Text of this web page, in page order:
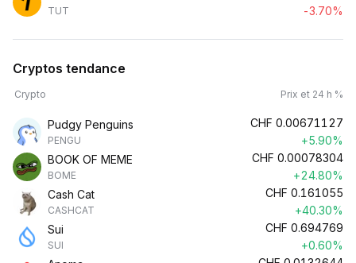
TUT
-3.70%
Cryptos tendance
Crypto Prix et 24 h %
Pudgy Penguins
PENGU
CHF 0.00671127
+5.90%
BOOK OF MEME
BOME
CHF 0.00078304
+24.80%
Cash Cat
CASHCAT
CHF 0.161055
+40.30%
Sui
SUI
CHF 0.694769
+0.60%